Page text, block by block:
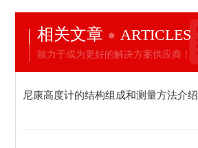
相关文章 ARTICLES
致力于成为更好的解决方案供应商！
尼康高度计的结构组成和测量方法介绍